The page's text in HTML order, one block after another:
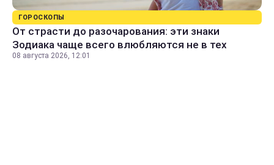
ГОРОСКОПЫ
От страсти до разочарования: эти знаки
Зодиака чаще всего влюбляются не в тех
08 августа 2026, 12:01